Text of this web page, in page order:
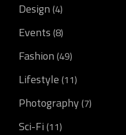
Design (4)
Events (8)
Fashion (49)
Lifestyle (11)
Photography (7)
Sci-Fi (11)